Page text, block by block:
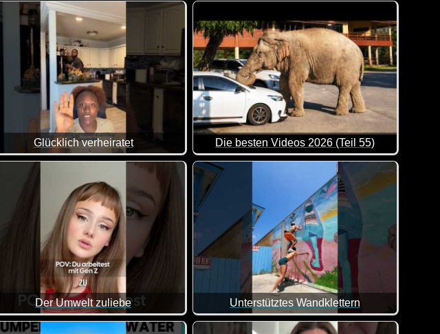
nach Plan gelaufen. Falsche Einsätze, Versprecher, technische Pannen oder
Minuten. Wirklich coole Szenen, weil es so viele unterschiedliche Aktionen zum
Glücklich verheiratet
Die besten Videos 2026 (Teil 55)
Eine tolle Zusammenstellung von lustigen
Der Umwelt zuliebe
heißt es doch so schön - Frechheit siegt :-) Da bräuchte ich auch erst mal einen
Unterstütztes Wandklettern
Wenn das nicht klasse ist. So kann man zu